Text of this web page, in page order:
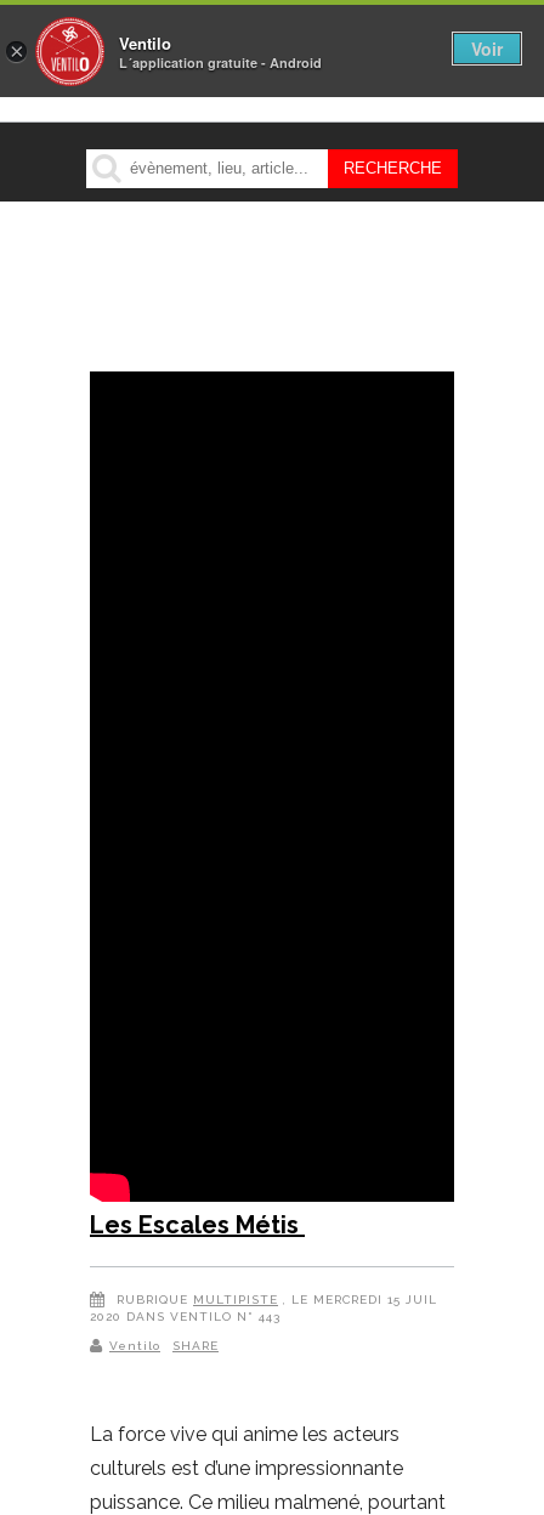
MENU
Les Escales Métis
RUBRIQUE MULTIPISTE
, LE MERCREDI 15 JUIL
2020 DANS VENTILO N° 443
Ventilo SHARE
La force vive qui anime les acteurs
culturels est d’une impressionnante
puissance. Ce milieu malmené, pourtant
× Ventilo
L´application gratuite - Android
Voir